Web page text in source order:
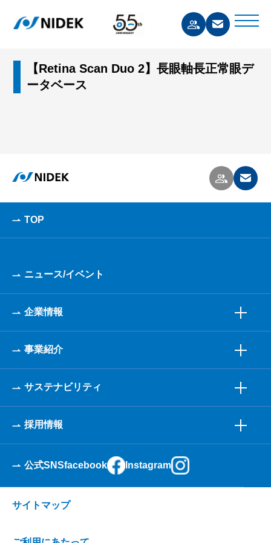
【Retina Scan Duo 2】長眼軸長正常眼デ
ータベース
TOP
ニュース/イベント
企業情報
事業紹介
サステナビリティ
採用情報
公式SNSfacebook Instagram
サイトマップ